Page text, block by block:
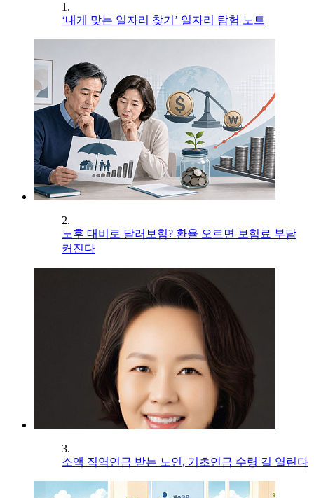
1.
‘내게 맞는 일자리 찾기’ 일자리 탐험 노트
2.
노후 대비로 달러보험? 환율 오르면 보험료 부담
커진다
3.
소액 직역연금 받는 노인, 기초연금 수령 길 열린다